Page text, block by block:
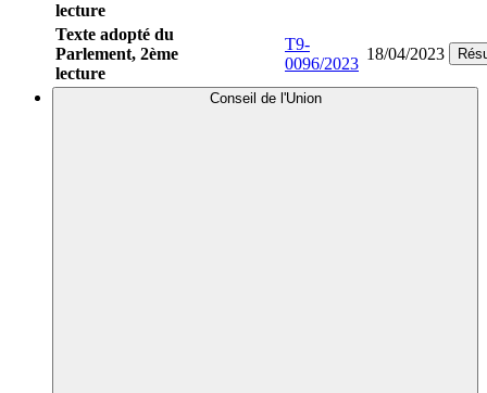
lecture
Texte adopté du
Parlement, 2ème
lecture
T9-
0096/2023
18/04/2023
Conseil de l'Union